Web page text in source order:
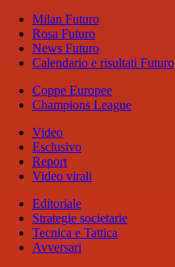
Milan Futuro
Rosa Futuro
News Futuro
Calendario e risultati Futuro
Coppe Europee
Champions League
Video
Esclusivo
Report
Video virali
Editoriale
Strategie societarie
Tecnica e Tattica
Avversari